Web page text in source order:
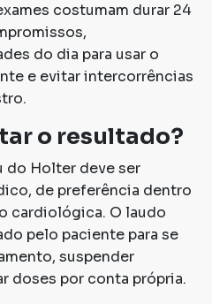
costumam durar 24
do dia para usar o
e evitar intercorrências
o resultado?
do Holter deve ser
de preferência dentro
cardiológica. O laudo
pelo paciente para se
suspender
doses por conta própria.